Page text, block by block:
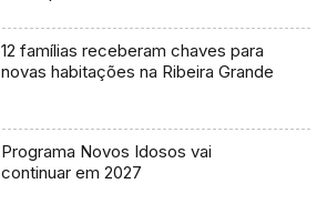
12 famílias receberam chaves para
novas habitações na Ribeira Grande
Programa Novos Idosos vai
continuar em 2027